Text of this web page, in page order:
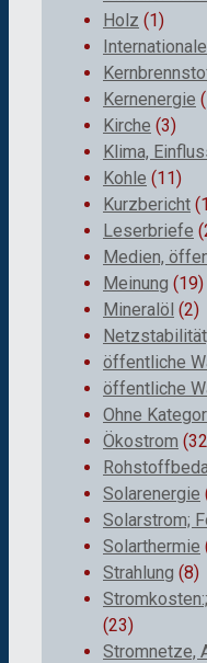
Holz (1)
Kernenergie
Kirche (3)
Klima,
Kohle (11)
Kurzbericht
Leserbriefe
Medien,
Meinung (19)
Mineralöl (2)
öffentliche
öffentliche
Ohne
Ökostrom
Solarenergie
Solarstrom;
Solarthermie
Strahlung (8)
(23)
Stromnetze,